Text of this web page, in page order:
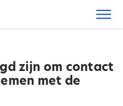
zijn om contact
met de